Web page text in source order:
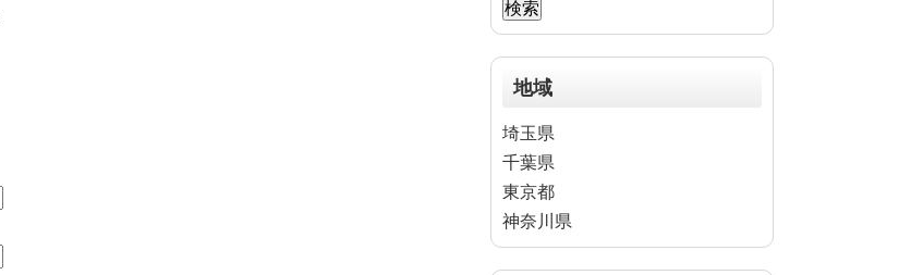
地域
埼玉県
千葉県
東京都
神奈川県